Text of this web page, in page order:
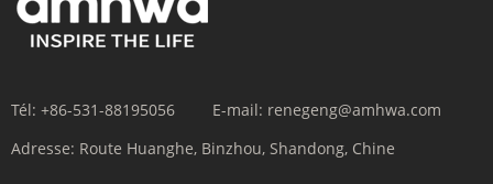
Tél: +86-531-88195056 E-mail: renegeng@amhwa.com
Adresse: Route Huanghe, Binzhou, Shandong, Chine